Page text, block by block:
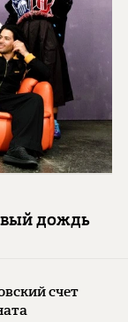
дождь
счет